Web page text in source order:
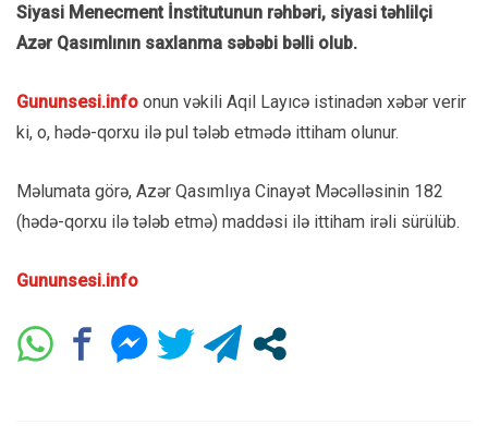
Siyasi Menecment İnstitutunun rəhbəri, siyasi təhlilçi
Azər Qasımlının saxlanma səbəbi bəlli olub.
Gununsesi.info onun vəkili Aqil Layıcə istinadən xəbər verir
ki, o, hədə-qorxu ilə pul tələb etmədə ittiham olunur.
Məlumata görə, Azər Qasımlıya Cinayət Məcəlləsinin 182
(hədə-qorxu ilə tələb etmə) maddəsi ilə ittiham irəli sürülüb.
Gununsesi.info